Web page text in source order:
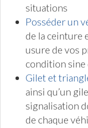
situations
Posséder un
de la ceinture
usure de vos
condition
Gilet et
ainsi qu’un
signalisation
de chaque